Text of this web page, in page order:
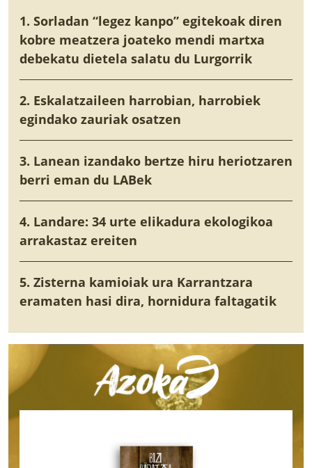
1. Sorladan “legez kanpo” egitekoak diren
kobre meatzera joateko mendi martxa
debekatu dietela salatu du Lurgorrik
2. Eskalatzaileen harrobian, harrobiek
egindako zauriak osatzen
3. Lanean izandako bertze hiru heriotzaren
berri eman du LABek
4. Landare: 34 urte elikadura ekologikoa
arrakastaz ereiten
5. Zisterna kamioiak ura Karrantzara
eramaten hasi dira, hornidura faltagatik